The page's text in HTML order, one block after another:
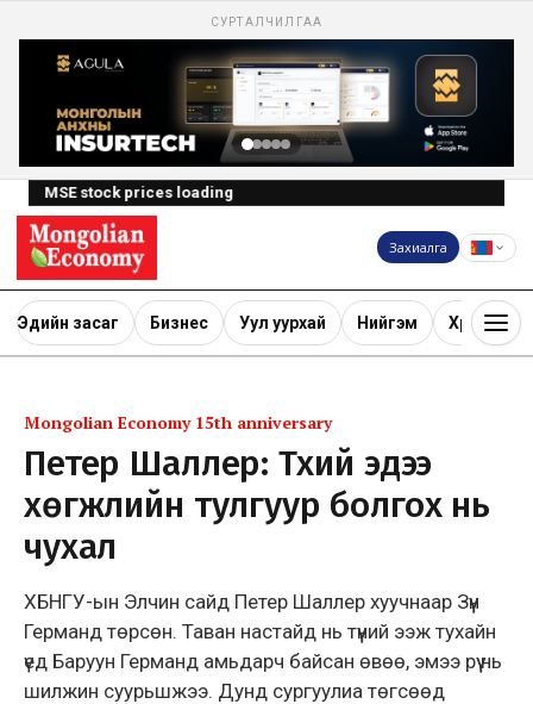
СУРТАЛЧИЛГАА
MSE stock prices loading
Захиалга
Эдийн засаг Бизнес Уул уурхай Нийгэм Хөрөнгө
Mongolian Economy 15th anniversary
Петер Шаллер: Түүхий эдээ
хөгжлийн тулгуур болгох нь
чухал
ХБНГУ-ын Элчин сайд Петер Шаллер хуучнаар Зүүн
Германд төрсөн. Таван настайд нь түүний ээж тухайн
үед Баруун Германд амьдарч байсан өвөө, эмээ рүү нь
шилжин суурьшжээ. Дунд сургуулиа төгсөөд